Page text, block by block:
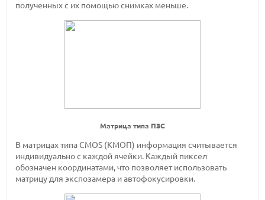
полученных с их помощью снимках меньше.
Матрица типа ПЗС
В матрицах типа CMOS (КМОП) информация считывается
индивидуально с каждой ячейки. Каждый пиксел
обозначен координатами, что позволяет использовать
матрицу для экспозамера и автофокусировки.